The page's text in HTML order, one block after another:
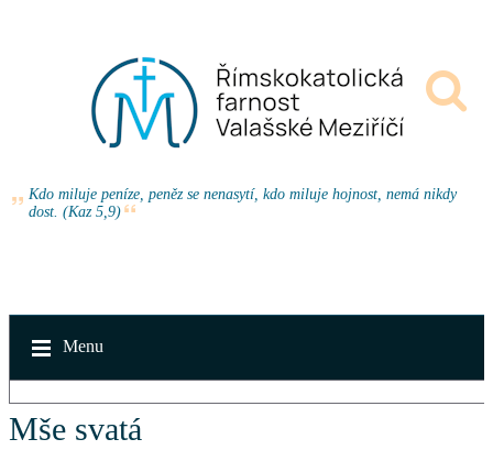
Kdo miluje peníze, peněz se nenasytí, kdo miluje hojnost, nemá nikdy
dost. (Kaz 5,9)
Menu
Mše svatá